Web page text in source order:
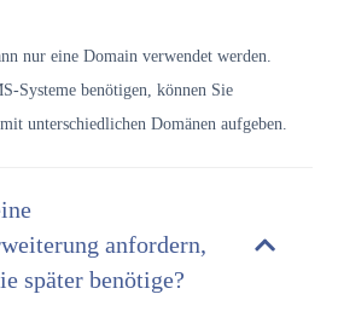
nur eine Domain verwendet werden.
Systeme benötigen, können Sie
unterschiedlichen Domänen aufgeben.
anfordern,
später benötige?